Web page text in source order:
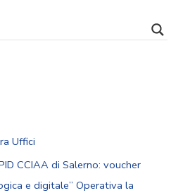
Uffici
CCIAA di Salerno: voucher
e digitale” Operativa la